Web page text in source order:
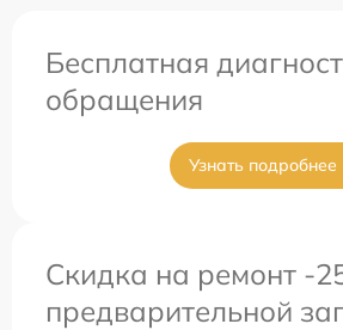
Бесплатная
обращения
Узнать подробнее
Скидка на ремонт -
предварительной